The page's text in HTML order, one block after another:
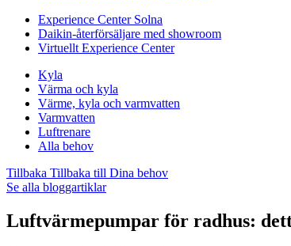
Experience Center Solna
Daikin-återförsäljare med showroom
Virtuellt Experience Center
Kyla
Värma och kyla
Värme, kyla och varmvatten
Varmvatten
Luftrenare
Alla behov
Tillbaka Tillbaka till Dina behov
Se alla bloggartiklar
Luftvärmepumpar för radhus: